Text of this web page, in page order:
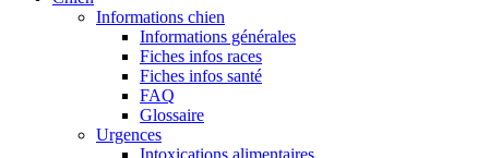
Informations chien
Informations générales
Fiches infos races
Fiches infos santé
FAQ
Glossaire
Urgences
Intoxications alimentaires